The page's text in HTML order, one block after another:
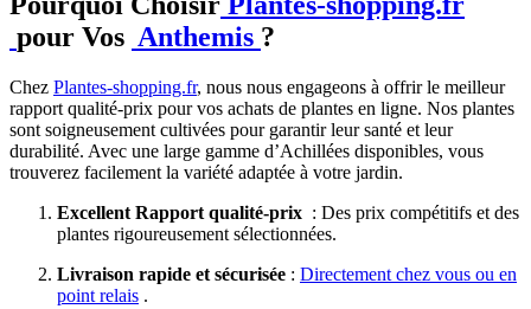
pour Vos Anthemis ?
Chez Plantes-shopping.fr, nous nous engageons à offrir le meilleur
rapport qualité-prix pour vos achats de plantes en ligne. Nos plantes
sont soigneusement cultivées pour garantir leur santé et leur
durabilité. Avec une large gamme d’Achillées disponibles, vous
trouverez facilement la variété adaptée à votre jardin.
Excellent Rapport qualité-prix : Des prix compétitifs et des
plantes rigoureusement sélectionnées.
Livraison rapide et sécurisée : Directement chez vous ou en
point relais .